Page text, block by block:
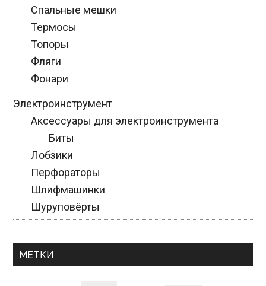
Спальные мешки
Термосы
Топоры
Фляги
Фонари
Электроинструмент
Аксессуары для электроинструмента
Биты
Лобзики
Перфораторы
Шлифмашинки
Шуруповёрты
МЕТКИ